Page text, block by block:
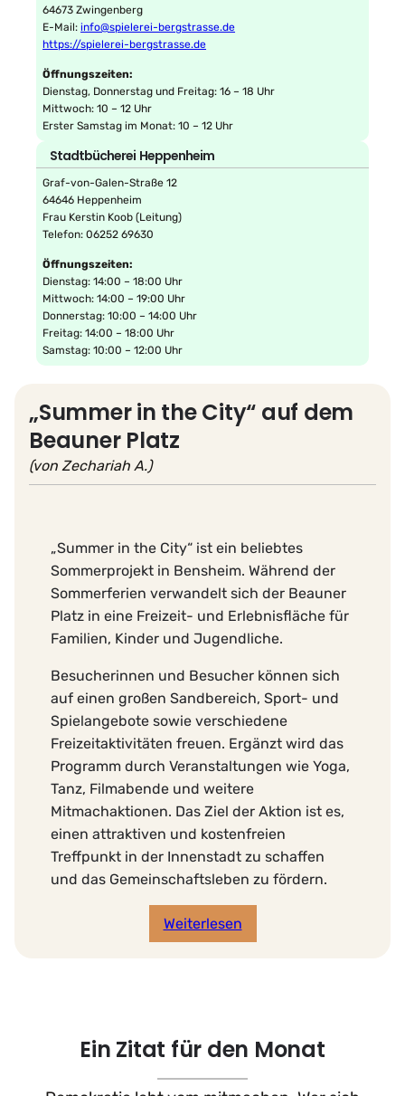
64673 Zwingenberg
E-Mail:info@spielerei-bergstrasse.de
https://spielerei-bergstrasse.de
Öffnungszeiten:
Dienstag, Donnerstag und Freitag: 16 – 18 Uhr
Mittwoch: 10 – 12 Uhr
Erster Samstag im Monat: 10 – 12 Uhr
Stadtbücherei Heppenheim
Graf-von-Galen-Straße 12
64646 Heppenheim
Frau Kerstin Koob (Leitung)
Telefon: 06252 69630
Öffnungszeiten:
Dienstag: 14:00 – 18:00 Uhr
Mittwoch: 14:00 – 19:00 Uhr
Donnerstag: 10:00 – 14:00 Uhr
Freitag: 14:00 – 18:00 Uhr
Samstag: 10:00 – 12:00 Uhr
„Summer in the City“ auf dem
Beauner Platz
(von Zechariah A.)
„Summer in the City“ ist ein beliebtes
Sommerprojekt in Bensheim. Während der
Sommerferien verwandelt sich der Beauner
Platz in eine Freizeit- und Erlebnisfläche für
Familien, Kinder und Jugendliche.
Besucherinnen und Besucher können sich
auf einen großen Sandbereich, Sport- und
Spielangebote sowie verschiedene
Freizeitaktivitäten freuen. Ergänzt wird das
Programm durch Veranstaltungen wie Yoga,
Tanz, Filmabende und weitere
Mitmachaktionen. Das Ziel der Aktion ist es,
einen attraktiven und kostenfreien
Treffpunkt in der Innenstadt zu schaffen
und das Gemeinschaftsleben zu fördern.
Weiterlesen
Ein Zitat für den Monat